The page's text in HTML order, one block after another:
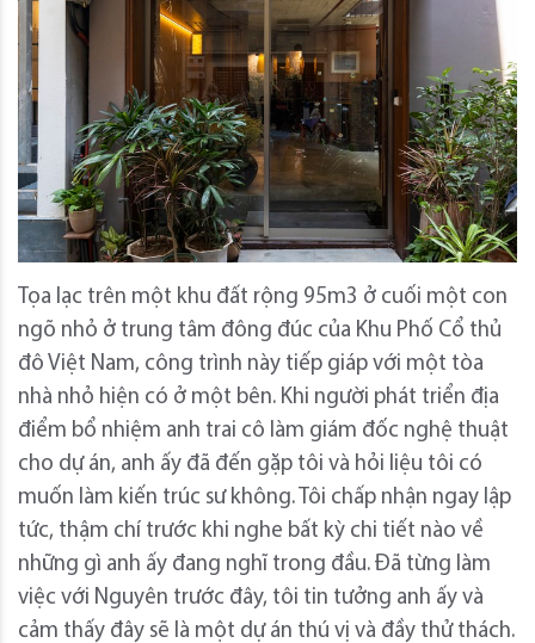
Tọa lạc trên một khu đất rộng 95m3 ở cuối một con
ngõ nhỏ ở trung tâm đông đúc của Khu Phố Cổ thủ
đô Việt Nam, công trình này tiếp giáp với một tòa
nhà nhỏ hiện có ở một bên. Khi người phát triển địa
điểm bổ nhiệm anh trai cô làm giám đốc nghệ thuật
cho dự án, anh ấy đã đến gặp tôi và hỏi liệu tôi có
muốn làm kiến ​​trúc sư không. Tôi chấp nhận ngay lập
tức, thậm chí trước khi nghe bất kỳ chi tiết nào về
những gì anh ấy đang nghĩ trong đầu. Đã từng làm
việc với Nguyên trước đây, tôi tin tưởng anh ấy và
cảm thấy đây sẽ là một dự án thú vị và đầy thử thách.